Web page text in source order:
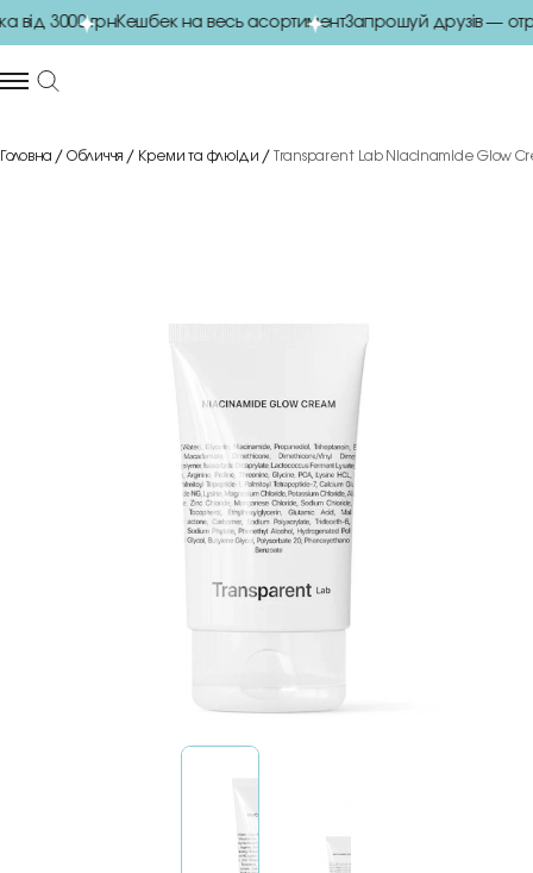
3000 грнКешбек на весь асортиментЗапрошуй друзів —
Головна Обличчя Креми та флюіди Transparent Lab Niacinamide Glow